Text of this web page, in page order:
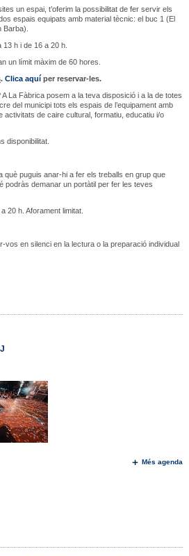
un espai, t’oferim la possibilitat de fer servir els
espais equipats amb material tècnic: el buc 1 (El
h i de 16 a 20 h.
un límit màxim de 60 hores.
. Clica aquíper reservar-les.
La Fàbrica posem a la teva disposició i a la de totes
del municipi tots els espais de l’equipament amb
activitats de caire cultural, formatiu, educatiu i/o
disponibilitat.
què puguis anar-hi a fer els treballs en grup que
podràs demanar un portàtil per fer les teves
20 h. Aforament limitat.
vos en silenci en la lectura o la preparació individual
Més agenda